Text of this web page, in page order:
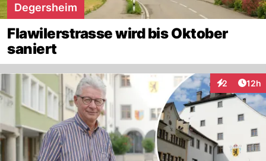
Degersheim
Flawilerstrasse wird bis Oktober
saniert
2
Interaktionen
12h